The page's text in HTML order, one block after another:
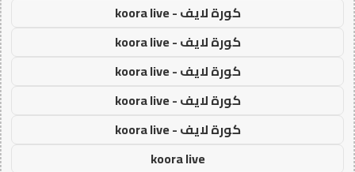
كورة لايف - koora live
كورة لايف - koora live
كورة لايف - koora live
كورة لايف - koora live
كورة لايف - koora live
koora live